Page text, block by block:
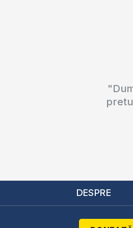
DESPRE